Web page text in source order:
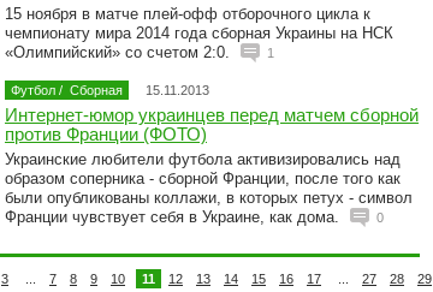
15 ноября в матче плей-офф отборочного цикла к
чемпионату мира 2014 года сборная Украины на НСК
«Олимпийский» со счетом 2:0.
1
Футбол / Сборная 15.11.2013
Интернет-юмор украинцев перед матчем сборной
против Франции (ФОТО)
Украинские любители футбола активизировались над
образом соперника - сборной Франции, после того как
были опубликованы коллажи, в которых петух - символ
Франции чувствует себя в Украине, как дома.
0
3 7 8 9 10 11 12 13 14 15 16 17 27 28 29